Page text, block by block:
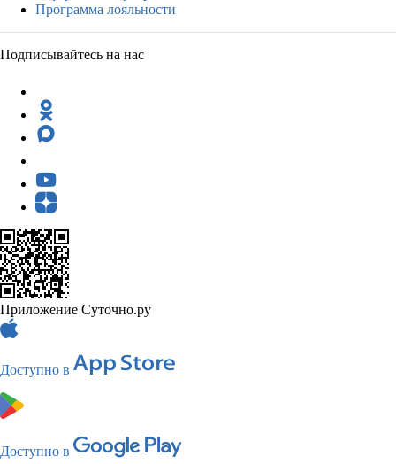
Программа лояльности
Подписывайтесь на нас
Приложение Суточно.ру
Доступно в
Доступно в